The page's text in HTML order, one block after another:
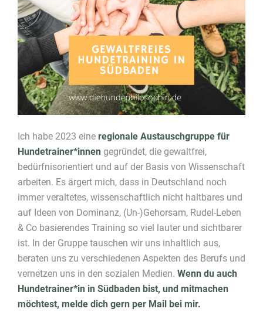
Ich habe 2023 eine regionale Austauschgruppe für
Hundetrainer*innen gegründet, die gewaltfrei,
bedürfnisorientiert und auf der Basis von Wissenschaft
arbeiten. Es ärgert mich, dass in Deutschland noch
immer veraltetes, wissenschaftlich nicht haltbares und
auf Ideen von Dominanz, (Un-)Gehorsam, Rudel-Leben
& Co basierendes Training so viel lauter und sichtbarer
ist. In der Gruppe tauschen wir uns inhaltlich aus,
beraten uns zu verschiedenen Aspekten des Berufs und
vernetzen uns in den sozialen Medien. Wenn du auch
Hundetrainer*in in Südbaden bist, und mitmachen
möchtest, melde dich gern per Mail bei mir.